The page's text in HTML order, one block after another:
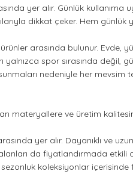
yer alır. Günlük
dikkat çeker. Hem
arasında bulunur.
spor sırasında değil,
nedeniyle her
materyallere ve üretim
yer alır. Dayanıklı ve
da fiyatlandırmada etkili
koleksiyonlar